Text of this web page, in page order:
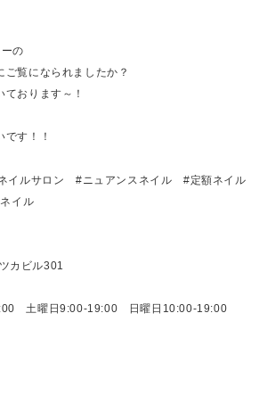
の
ご覧になられましたか？
おります～！
す！！
イルサロン #ニュアンスネイル #定額ネイル
イル
カビル301
土曜日9:00-19:00 日曜日10:00-19:00